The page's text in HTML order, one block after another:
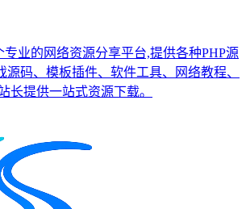
业的网络资源分享平台,提供各种PHP源
源码、模板插件、软件工具、网络教程、
长提供一站式资源下载。